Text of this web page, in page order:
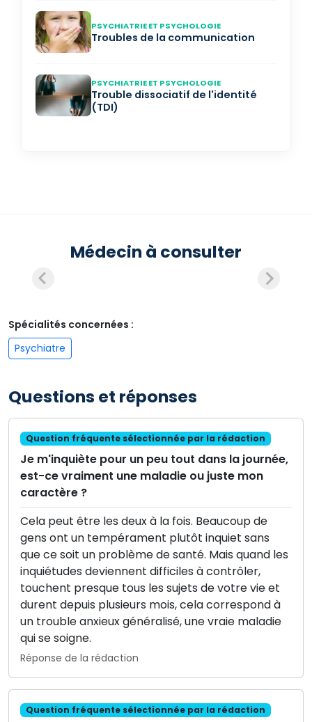
PSYCHIATRIE ET PSYCHOLOGIE
Troubles de la communication
PSYCHIATRIE ET PSYCHOLOGIE
Trouble dissociatif de l'identité
(TDI)
Médecin à consulter
Spécialités concernées :
Psychiatre
Questions et réponses
Question fréquente sélectionnée par la rédaction
Je m'inquiète pour un peu tout dans la journée,
est-ce vraiment une maladie ou juste mon
caractère ?
Cela peut être les deux à la fois. Beaucoup de
gens ont un tempérament plutôt inquiet sans
que ce soit un problème de santé. Mais quand les
inquiétudes deviennent difficiles à contrôler,
touchent presque tous les sujets de votre vie et
durent depuis plusieurs mois, cela correspond à
un trouble anxieux généralisé, une vraie maladie
qui se soigne.
Réponse de la rédaction
Question fréquente sélectionnée par la rédaction